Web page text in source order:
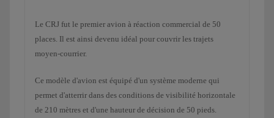
Le CRJ fut le premier avion à réaction commercial de 50
places. Il est ainsi devenu idéal pour couvrir les trajets
moyen-courrier.
Ce modèle d'avion est équipé d'un système moderne qui
permet d'atterrir dans des conditions de visibilité horizontale
de 210 mètres et d'une hauteur de décision de 50 pieds.